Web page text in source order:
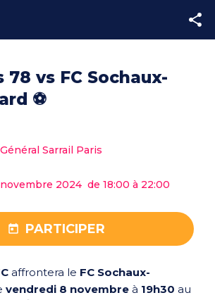
78 vs FC Sochaux-
⚽
Sarrail Paris
2024  de 18:00 à 22:00
PARTICIPER
affrontera le FC Sochaux-
vendredi 8 novembre à 19h30 au